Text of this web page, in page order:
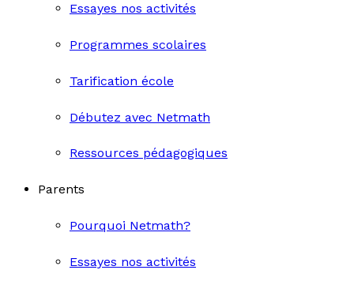
Essayes nos activités
Programmes scolaires
Tarification école
Débutez avec Netmath
Ressources pédagogiques
Parents
Pourquoi Netmath?
Essayes nos activités